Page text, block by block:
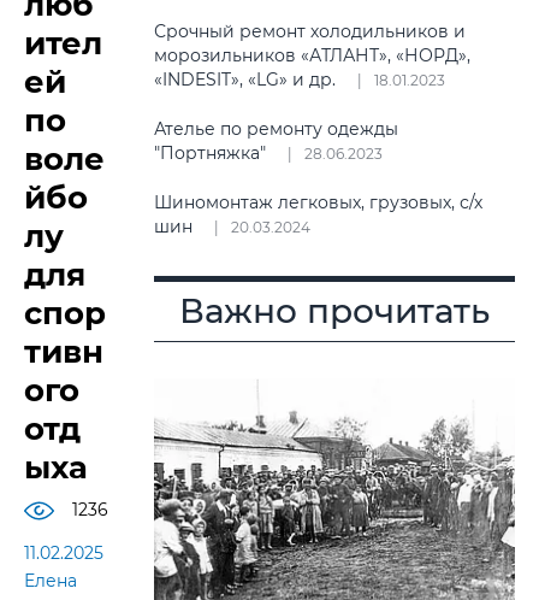
ител
ей
по
воле
йбо
лу
для
спор
тивн
ого
отд
ыха
1236
11.02.2025
Елена
Срочный ремонт холодильников и
морозильников «АТЛАНТ», «НОРД»,
«INDESIT», «LG» и др.
18.01.2023
Ателье по ремонту одежды
"Портняжка"
28.06.2023
Шиномонтаж легковых, грузовых, с/х
шин
20.03.2024
Важно прочитать